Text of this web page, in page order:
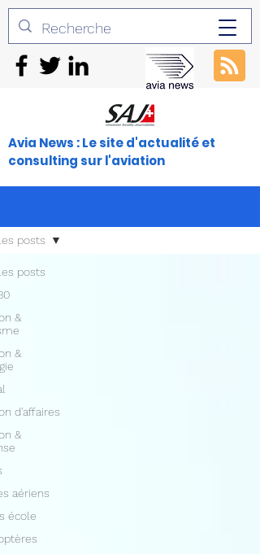
Avia News : Le site d'actualité et
consulting sur l'aviation
posts
&
&
d'affaires
&
aériens
école
posts